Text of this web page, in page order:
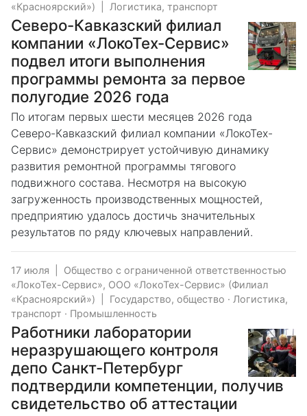
«Красноярский») Логистика, транспорт
Северо-Кавказский филиал
компании «ЛокоТех-Сервис»
подвел итоги выполнения
программы ремонта за первое
полугодие 2026 года
По итогам первых шести месяцев 2026 года
Северо-Кавказский филиал компании «ЛокоТех-
Сервис» демонстрирует устойчивую динамику
развития ремонтной программы тягового
подвижного состава. Несмотря на высокую
загруженность производственных мощностей,
предприятию удалось достичь значительных
результатов по ряду ключевых направлений.
17 июля
Общество с ограниченной ответственностью
«ЛокоТех-Сервис», ООО «ЛокоТех-Сервис» (Филиал
«Красноярский»)
Государство, общество · Логистика,
транспорт · Промышленность
Работники лаборатории
неразрушающего контроля
депо Санкт-Петербург
подтвердили компетенции, получив
свидетельство об аттестации